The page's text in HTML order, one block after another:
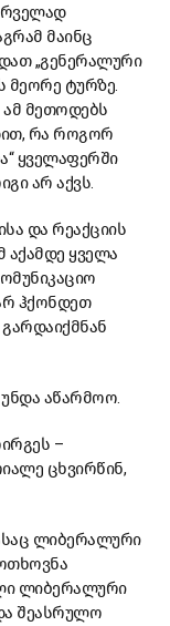
მაინც
„გენერალური
მეორე ტურზე.
მეთოდებს
რა როგორ
ყველაფერში
არ აქვს.
და რეაქციის
აქამდე ყველა
ჰქონდეთ
აწარმოო.
–
ცხვირწინ,
ლიბერალური
ლიბერალური
შეასრულო